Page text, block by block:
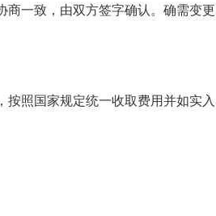
一致，由双方签字确认。确需变更
照国家规定统一收取费用并如实入